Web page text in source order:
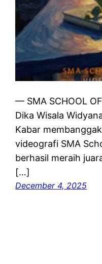
— SMA SCHOOL
Dika Wisala
Kabar
videografi SMA
berhasil meraih
[…]
December 4, 2025